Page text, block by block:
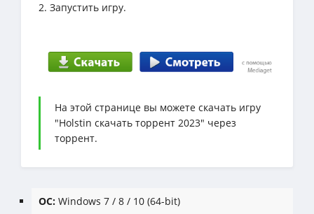
2. Запустить игру.
На этой странице вы можете скачать игру
"Holstin скачать торрент 2023" через
торрент.
ОС: Windows 7 / 8 / 10 (64-bit)